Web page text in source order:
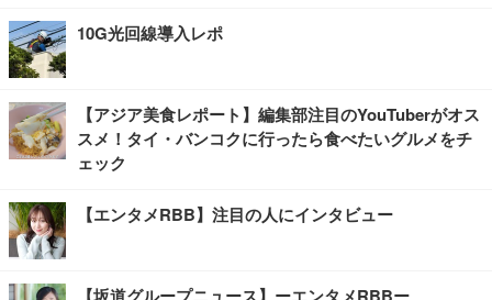
10G光回線導入レポ
【アジア美食レポート】編集部注目のYouTuberがオス
スメ！タイ・バンコクに行ったら食べたいグルメをチ
ェック
【エンタメRBB】注目の人にインタビュー